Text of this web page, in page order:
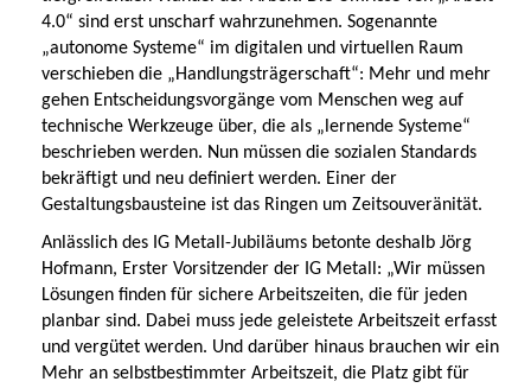
4.0“ sind erst unscharf wahrzunehmen. Sogenannte
„autonome Systeme“ im digitalen und virtuellen Raum
verschieben die „Handlungsträgerschaft“: Mehr und mehr
gehen Entscheidungsvorgänge vom Menschen weg auf
technische Werkzeuge über, die als „lernende Systeme“
beschrieben werden. Nun müssen die sozialen Standards
bekräftigt und neu definiert werden. Einer der
Gestaltungsbausteine ist das Ringen um Zeitsouveränität.
Anlässlich des IG Metall-Jubiläums betonte deshalb Jörg
Hofmann, Erster Vorsitzender der IG Metall: „Wir müssen
Lösungen finden für sichere Arbeitszeiten, die für jeden
planbar sind. Dabei muss jede geleistete Arbeitszeit erfasst
und vergütet werden. Und darüber hinaus brauchen wir ein
Mehr an selbstbestimmter Arbeitszeit, die Platz gibt für